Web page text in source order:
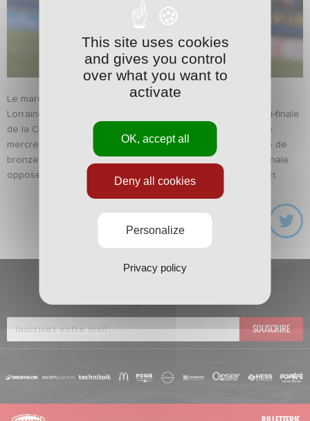
Le mardi 24 ou le mercredi 25 janvier prochain, l’AS Nancy-
Lorraine se déplacera au stade Louis-II de Monaco en demi-finale
de la Coupe de la Ligue. Le tirage au sort a été effectué ce
mercredi soir par le boxeur Souleymane Cissokho, médaillé de
bronze des poids welters aux JO d'été 2016. L'autre demi-finale
opposera les Girondins de Bordeaux au Paris Saint-Germain.
SOUSCRIRE
This site uses cookies
and gives you control
over what you want to
activate
OK, accept all
Deny all cookies
Personalize
Privacy policy